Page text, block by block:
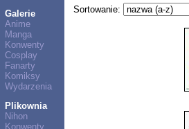
Galerie
Anime
Manga
Konwenty
Cosplay
Fanarty
Komiksy
Wydarzenia
Plikownia
Nihon
Konwenty
Sortowanie: